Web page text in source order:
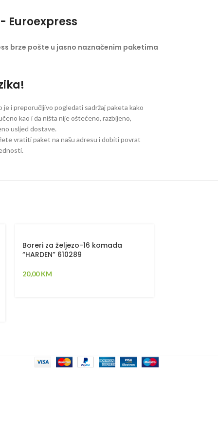
Euroexpress
brze pošte u jasno naznačenim paketima
i preporučljivo pogledati sadržaj paketa kako
kao i da ništa nije oštećeno, razbijeno,
usljed dostave.
vratiti paket na našu adresu i dobiti povrat
Boreri za željezo-16 komada
“HARDEN” 610289
20,00KM